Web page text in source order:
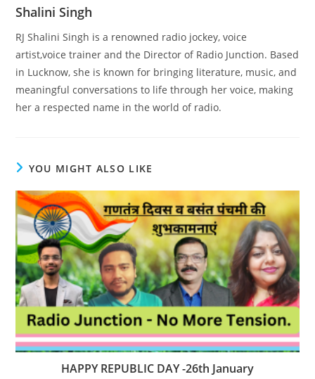
Shalini Singh
RJ Shalini Singh is a renowned radio jockey, voice
artist,voice trainer and the Director of Radio Junction. Based
in Lucknow, she is known for bringing literature, music, and
meaningful conversations to life through her voice, making
her a respected name in the world of radio.
YOU MIGHT ALSO LIKE
HAPPY REPUBLIC DAY -26th January